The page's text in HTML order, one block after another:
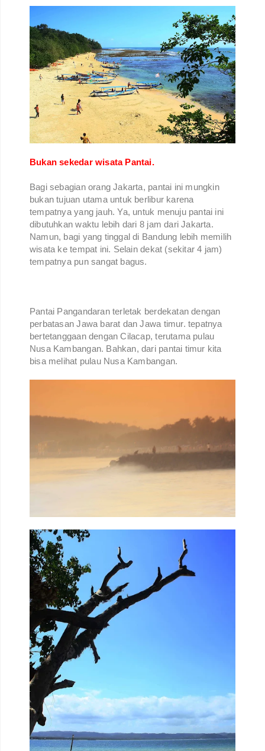
Bukan sekedar wisata Pantai.
Bagi sebagian orang Jakarta, pantai ini mungkin
bukan tujuan utama untuk berlibur karena
tempatnya yang jauh. Ya, untuk menuju pantai ini
dibutuhkan waktu lebih dari 8 jam dari Jakarta.
Namun, bagi yang tinggal di Bandung lebih memilih
wisata ke tempat ini. Selain dekat (sekitar 4 jam)
tempatnya pun sangat bagus.
Pantai Pangandaran terletak berdekatan dengan
perbatasan Jawa barat dan Jawa timur. tepatnya
bertetanggaan dengan Cilacap, terutama pulau
Nusa Kambangan. Bahkan, dari pantai timur kita
bisa melihat pulau Nusa Kambangan.